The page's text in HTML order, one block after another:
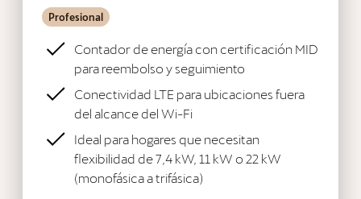
Profesional
Contador de energía con certificación MID
para reembolso y seguimiento
Conectividad LTE para ubicaciones fuera
del alcance del Wi-Fi
Ideal para hogares que necesitan
flexibilidad de 7,4 kW, 11 kW o 22 kW
(monofásica a trifásica)